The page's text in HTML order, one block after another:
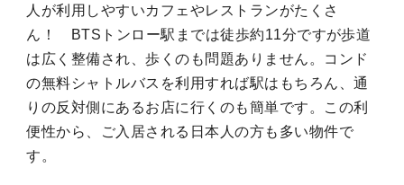
人が利用しやすいカフェやレストランがたくさ
ん！ BTSトンロー駅までは徒歩約11分ですが歩道
は広く整備され、歩くのも問題ありません。コンド
の無料シャトルバスを利用すれば駅はもちろん、通
りの反対側にあるお店に行くのも簡単です。この利
便性から、ご入居される日本人の方も多い物件で
す。